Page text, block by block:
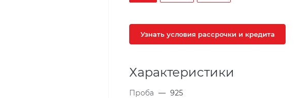
Узнать условия рассрочки и кредита
Характеристики
Проба — 925